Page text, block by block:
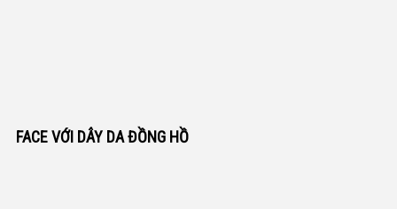
FACE VỚI DÂY DA ĐỒNG HỒ